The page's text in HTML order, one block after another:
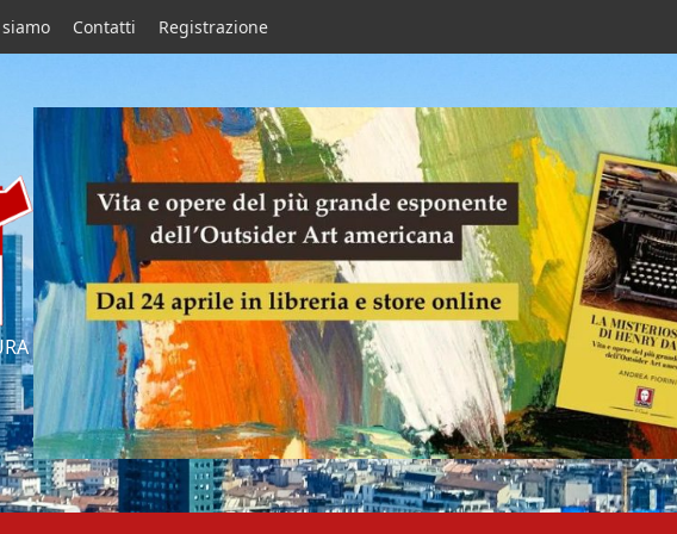
Contatti Registrazione